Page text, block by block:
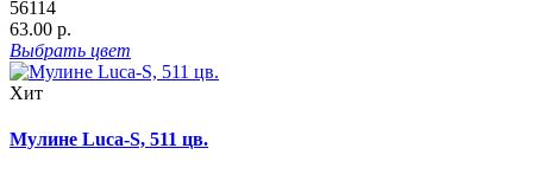
56114
63.00 р.
Выбрать цвет
Хит
Мулине Luca-S, 511 цв.